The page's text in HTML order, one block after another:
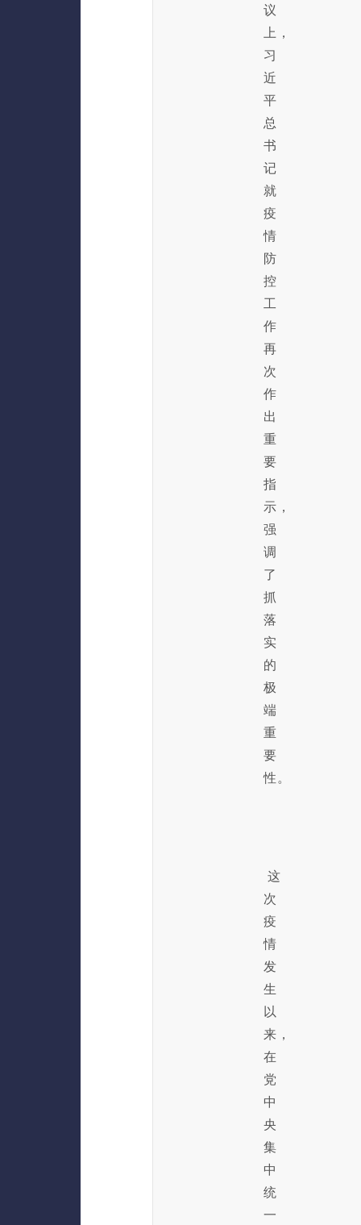
议
上，
习
近
平
总
书
记
就
疫
情
防
控
工
作
再
次
作
出
重
要
指
示，
强
调
了
抓
落
实
的
极
端
重
要
性。
这
次
疫
情
发
生
以
来，
在
党
中
央
集
中
统
一